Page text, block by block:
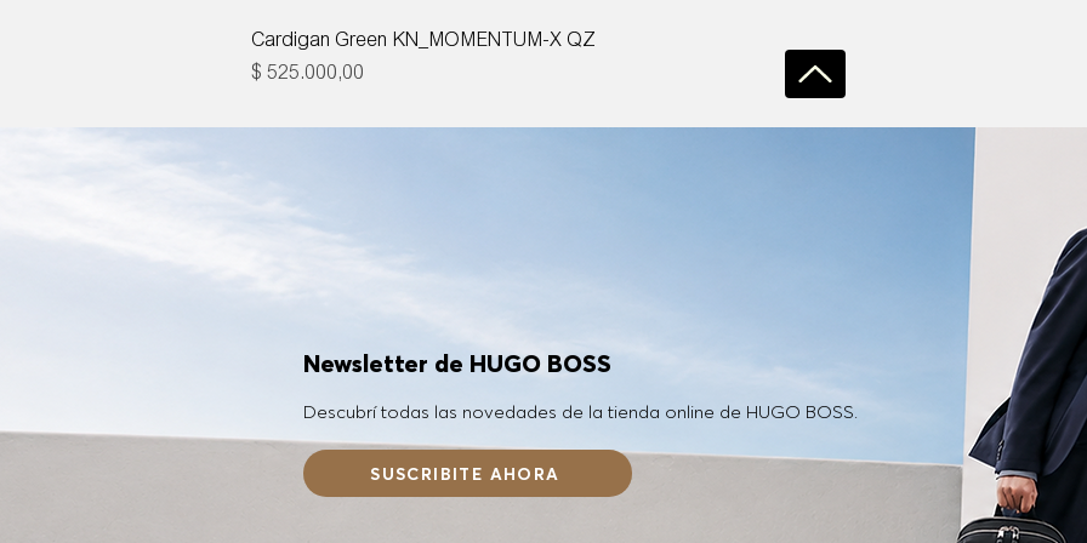
Cardigan Green KN_MOMENTUM-X QZ
Precio
$ 525.000,00
Newsletter de HUGO BOSS
Descubrí todas las novedades de la tienda online de HUGO BOSS.
SUSCRIBITE AHORA